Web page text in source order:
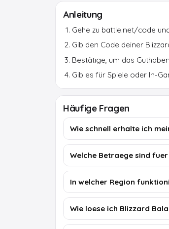
Anleitung
Gehe zu battle.net/code
Gib den Code deiner
Bestätige, um das
Gib es für Spiele oder In-
Häufige Fragen
Wie schnell erhalte ich
Welche Betraege sind
In welcher Region
Wie loese ich Blizzard